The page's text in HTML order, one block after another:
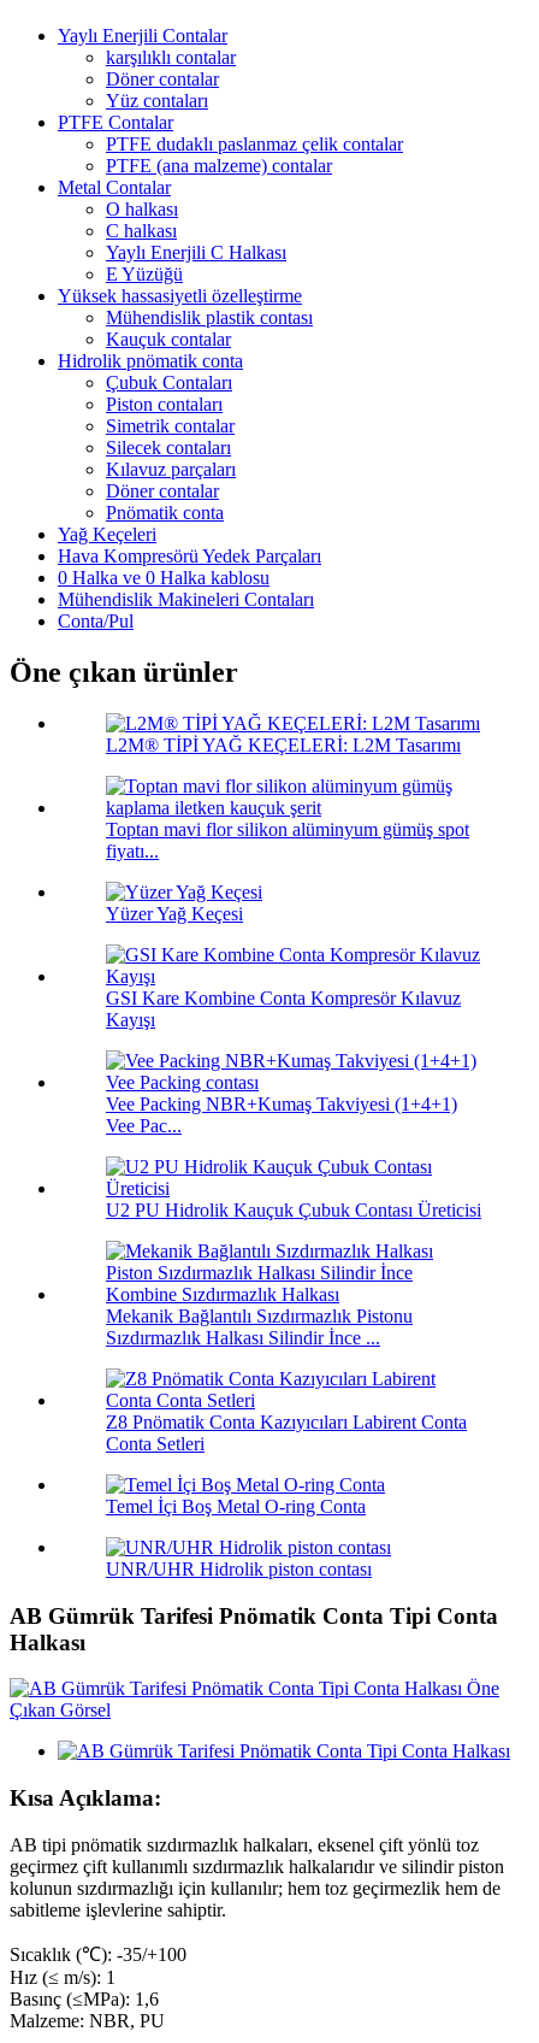
Yaylı Enerjili Contalar
karşılıklı contalar
Döner contalar
Yüz contaları
PTFE Contalar
PTFE dudaklı paslanmaz çelik contalar
PTFE (ana malzeme) contalar
Metal Contalar
O halkası
C halkası
Yaylı Enerjili C Halkası
E Yüzüğü
Yüksek hassasiyetli özelleştirme
Mühendislik plastik contası
Kauçuk contalar
Hidrolik pnömatik conta
Çubuk Contaları
Piston contaları
Simetrik contalar
Silecek contaları
Kılavuz parçaları
Döner contalar
Pnömatik conta
Yağ Keçeleri
Hava Kompresörü Yedek Parçaları
0 Halka ve 0 Halka kablosu
Mühendislik Makineleri Contaları
Conta/Pul
Öne çıkan ürünler
L2M® TİPİ YAĞ KEÇELERİ: L2M Tasarımı
Toptan mavi flor silikon alüminyum gümüş spot
fiyatı...
Yüzer Yağ Keçesi
GSI Kare Kombine Conta Kompresör Kılavuz
Kayışı
Vee Packing NBR+Kumaş Takviyesi (1+4+1)
Vee Pac...
U2 PU Hidrolik Kauçuk Çubuk Contası Üreticisi
Mekanik Bağlantılı Sızdırmazlık Pistonu
Sızdırmazlık Halkası Silindir İnce ...
Z8 Pnömatik Conta Kazıyıcıları Labirent Conta
Conta Setleri
Temel İçi Boş Metal O-ring Conta
UNR/UHR Hidrolik piston contası
AB Gümrük Tarifesi Pnömatik Conta Tipi Conta
Halkası
Kısa Açıklama:
AB tipi pnömatik sızdırmazlık halkaları, eksenel çift yönlü toz
geçirmez çift kullanımlı sızdırmazlık halkalarıdır ve silindir piston
kolunun sızdırmazlığı için kullanılır; hem toz geçirmezlik hem de
sabitleme işlevlerine sahiptir.
Sıcaklık (℃): -35/+100
Hız (≤ m/s): 1
Basınç (≤MPa): 1,6
Malzeme: NBR, PU